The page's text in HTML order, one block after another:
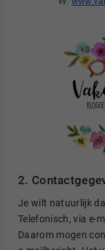
2.
Je wilt natuurlijk
Telefonisch, via e-
Daarom mogen